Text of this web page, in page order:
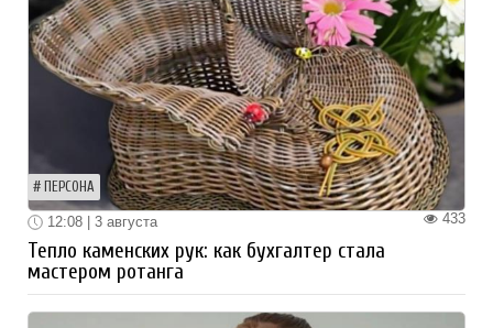
ПЕРСОНА
433
12:08 | 3 августа
Тепло каменских рук: как бухгалтер стала
мастером ротанга